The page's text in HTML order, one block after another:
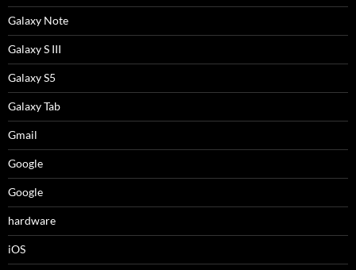
Galaxy Note
Galaxy S III
Galaxy S5
Galaxy Tab
Gmail
Google
Google
hardware
iOS